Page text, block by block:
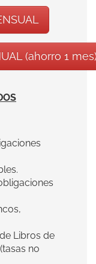
(ahorro 1
Libros de
no